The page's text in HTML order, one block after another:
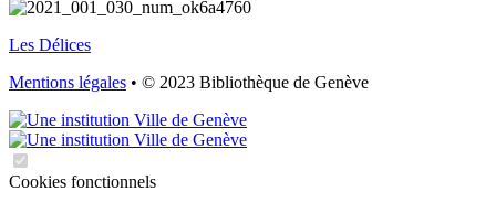
Les Délices
Mentions légales • © 2023 Bibliothèque de Genève
Cookies fonctionnels